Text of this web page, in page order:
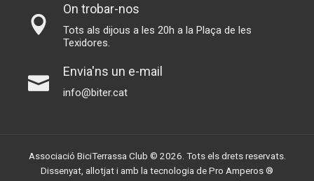
On trobar-nos
Tots als dijous a les 20h a la Plaça de les
Texidores.
Envia'ns un e-mail
info@biter.cat
Associació BiciTerrassa Club © 2026. Tots els drets reservats.
Dissenyat, allotjat i amb la tecnologia dePro Amperos ®